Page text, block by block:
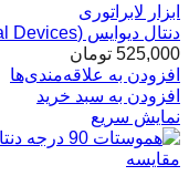
ابزار لابراتوری
دنتال دیوایس (Dental Devices)
525,000 تومان
افزودن به علاقه‌مندی‌ها
افزودن به سبد خرید
نمایش سریع
مقایسه